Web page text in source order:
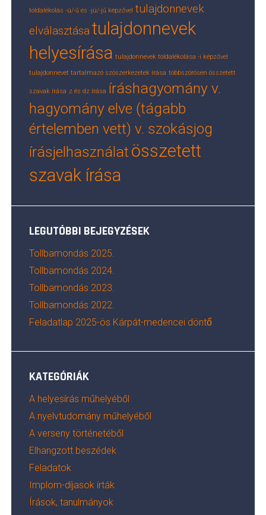
toldalékolás -ú/-ű és -jú/-jű képzővel tulajdonnevek
elválasztásatulajdonnevek
helyesírása tulajdonnevek toldalékolása -i képzővel
tulajdonnevet tartalmazó szószerkezetek írása többszörösen összetett
szavak írása z és dz írása íráshagyomány v.
hagyomány elve (tágabb
értelemben vett) v. szokásjog
írásjelhasználatösszetett
szavak írása
LEGUTÓBBI BEJEGYZÉSEK
Tollbamondás 2025.
Tollbamondás 2024.
Tollbamondás 2023.
Tollbamondás 2022.
Feladatlap 2025-ös Kárpát-medencei döntő
KATEGÓRIÁK
A helyesírás műhelyéből
A nyelvtudomány műhelyéből
A verseny történetéből
Elhangzott beszédek
Feladatok
Implom-díjasok írták
Írások, tanulmányok